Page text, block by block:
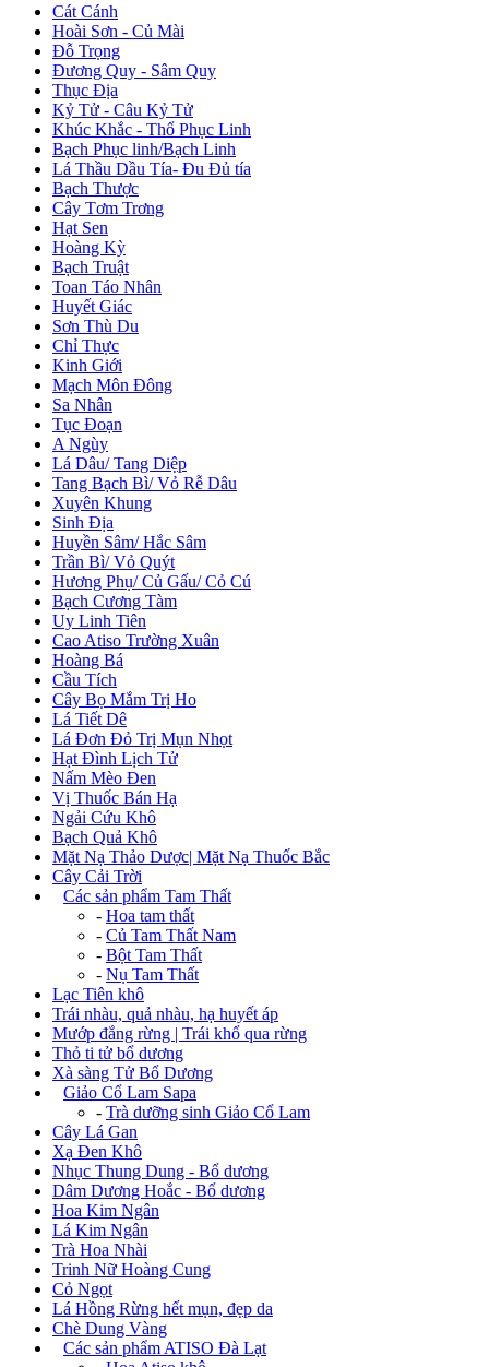
Cát Cánh
Hoài Sơn - Củ Mài
Đỗ Trọng
Đương Quy - Sâm Quy
Thục Địa
Kỷ Tử - Câu Kỷ Tử
Khúc Khắc - Thổ Phục Linh
Bạch Phục linh/Bạch Linh
Lá Thầu Dầu Tía- Đu Đủ tía
Bạch Thược
Cây Tơm Trơng
Hạt Sen
Hoàng Kỳ
Bạch Truật
Toan Táo Nhân
Huyết Giác
Sơn Thù Du
Chỉ Thực
Kinh Giới
Mạch Môn Đông
Sa Nhân
Tục Đoạn
A Ngùy
Lá Dâu/ Tang Diệp
Tang Bạch Bì/ Vỏ Rễ Dâu
Xuyên Khung
Sinh Địa
Huyền Sâm/ Hắc Sâm
Trần Bì/ Vỏ Quýt
Hương Phụ/ Củ Gấu/ Cỏ Cú
Bạch Cương Tàm
Uy Linh Tiên
Cao Atiso Trường Xuân
Hoàng Bá
Cầu Tích
Cây Bọ Mắm Trị Ho
Lá Tiết Dê
Lá Đơn Đỏ Trị Mụn Nhọt
Hạt Đình Lịch Tử
Nấm Mèo Đen
Vị Thuốc Bán Hạ
Ngải Cứu Khô
Bạch Quả Khô
Mặt Nạ Thảo Dược| Mặt Nạ Thuốc Bắc
Cây Cải Trời
Các sản phẩm Tam Thất
- Hoa tam thất
- Củ Tam Thất Nam
- Bột Tam Thất
- Nụ Tam Thất
Lạc Tiên khô
Trái nhàu, quả nhàu, hạ huyết áp
Mướp đắng rừng | Trái khổ qua rừng
Thỏ ti tử bổ dương
Xà sàng Tử Bổ Dương
Giảo Cổ Lam Sapa
- Trà dưỡng sinh Giảo Cổ Lam
Cây Lá Gan
Xạ Đen Khô
Nhục Thung Dung - Bổ dương
Dâm Dương Hoắc - Bổ dương
Hoa Kim Ngân
Lá Kim Ngân
Trà Hoa Nhài
Trinh Nữ Hoàng Cung
Cỏ Ngọt
Lá Hồng Rừng hết mụn, đẹp da
Chè Dung Vàng
Các sản phẩm ATISO Đà Lạt